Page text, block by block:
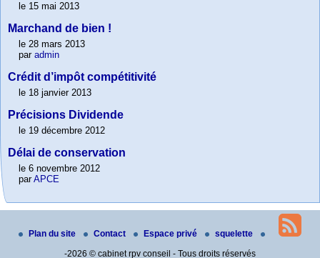
le 15 mai 2013
Marchand de bien !
le 28 mars 2013
par admin
Crédit d’impôt compétitivité
le 18 janvier 2013
Précisions Dividende
le 19 décembre 2012
Délai de conservation
le 6 novembre 2012
parAPCE
Plan du site Contact Espace privé
squelette
-2026 © cabinet rpv conseil - Tous droits réservés